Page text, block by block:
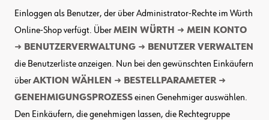
Einloggen als Benutzer, der über Administrator-Rechte im Würth
Online-Shop verfügt. ÜberMEIN WÜRTH → MEIN KONTO
→ BENUTZERVERWALTUNG → BENUTZER VERWALTEN
die Benutzerliste anzeigen. Nun bei den gewünschten Einkäufern
überAKTION WÄHLEN → BESTELLPARAMETER →
GENEHMIGUNGSPROZESSeinen Genehmiger auswählen.
Den Einkäufern, die genehmigen lassen, die Rechtegruppe